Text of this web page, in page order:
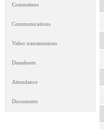
Committees
Communications
Video transmissions
Datasheets
Attendance
Documents